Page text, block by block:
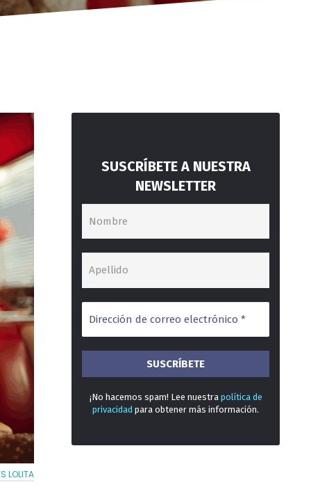
LOLITA
SUSCRÍBETE A NUESTRA
NEWSLETTER
¡No hacemos spam! Lee nuestra política de
privacidad para obtener más información.